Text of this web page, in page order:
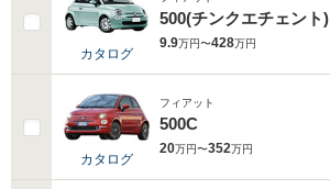
カタログ
500(チンクエチェント)
9.9万円〜428万円
カタログ
フィアット
500C
20万円〜352万円